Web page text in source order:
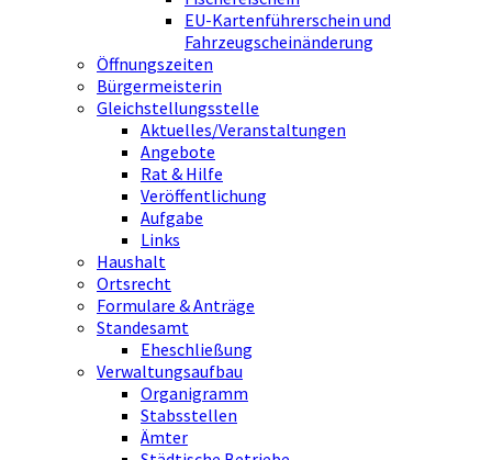
EU-Kartenführerschein und
Fahrzeugscheinänderung
Öffnungszeiten
Bürgermeisterin
Gleichstellungsstelle
Aktuelles/Veranstaltungen
Angebote
Rat & Hilfe
Veröffentlichung
Aufgabe
Links
Haushalt
Ortsrecht
Formulare & Anträge
Standesamt
Eheschließung
Verwaltungsaufbau
Organigramm
Stabsstellen
Ämter